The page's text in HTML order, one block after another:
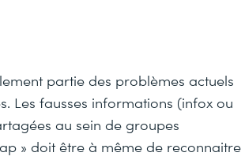
partie des problèmes actuels
Les fausses informations (infox ou
au sein de groupes
» doit être à même de reconnaitre